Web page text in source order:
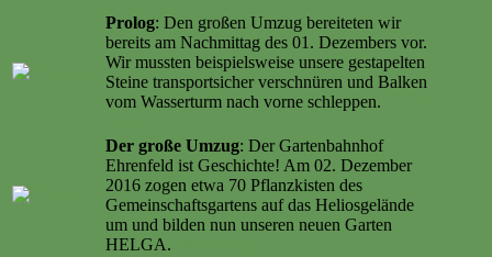
Prolog: Den großen Umzug bereiteten wir
bereits am Nachmittag des 01. Dezembers vor.
Wir mussten beispielsweise unsere gestapelten
Steine transportsicher verschnüren und Balken
vom Wasserturm nach vorne schleppen.
Der große Umzug: Der Gartenbahnhof
Ehrenfeld ist Geschichte! Am 02. Dezember
2016 zogen etwa 70 Pflanzkisten des
Gemeinschaftsgartens auf das Heliosgelände
um und bilden nun unseren neuen Garten
HELGA.